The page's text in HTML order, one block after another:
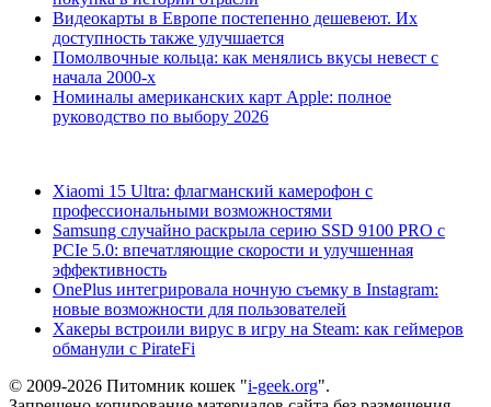
Видеокарты в Европе постепенно дешевеют. Их
доступность также улучшается
Помолвочные кольца: как менялись вкусы невест с
начала 2000-х
Номиналы американских карт Apple: полное
руководство по выбору 2026
Xiaomi 15 Ultra: флагманский камерофон с
профессиональными возможностями
Samsung случайно раскрыла серию SSD 9100 PRO с
PCIe 5.0: впечатляющие скорости и улучшенная
эффективность
OnePlus интегрировала ночную съемку в Instagram:
новые возможности для пользователей
Хакеры встроили вирус в игру на Steam: как геймеров
обманули с PirateFi
© 2009-2026 Питомник кошек "i-geek.org".